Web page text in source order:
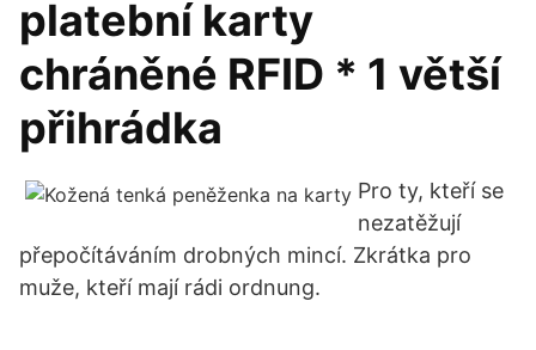
platební karty
chráněné RFID * 1 větší
přihrádka
Pro ty, kteří se
nezatěžují
přepočítáváním drobných mincí. Zkrátka pro
muže, kteří mají rádi ordnung.